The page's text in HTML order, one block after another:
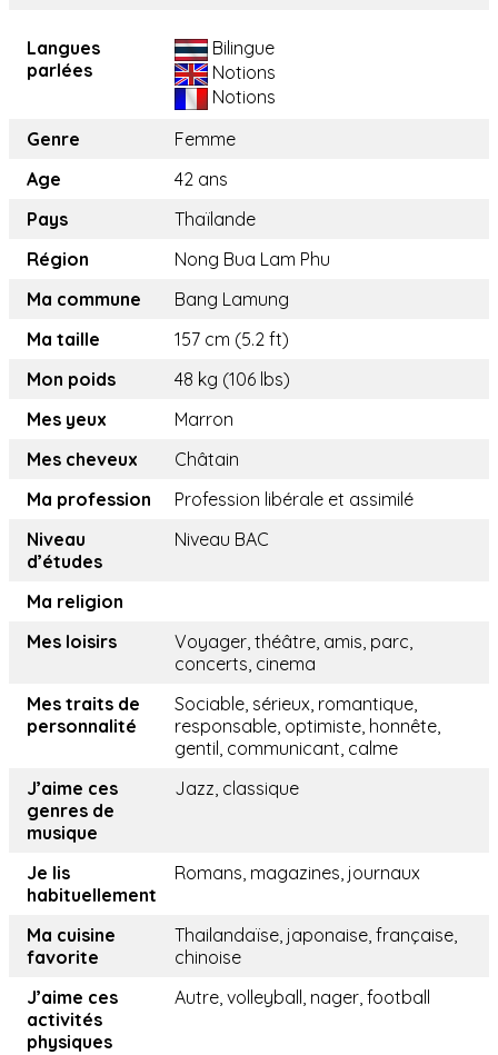
Langues
parlées
Bilingue
Notions
Notions
Genre
Femme
Age
42 ans
Pays
Thaïlande
Région
Nong Bua Lam Phu
Ma commune
Bang Lamung
Ma taille
157 cm (5.2 ft)
Mon poids
48 kg (106 lbs)
Mes yeux
Marron
Mes cheveux
Châtain
Ma profession
Profession libérale et assimilé
Niveau
d’études
Niveau BAC
Ma religion
Mes loisirs
Voyager, théâtre, amis, parc,
concerts, cinema
Mes traits de
personnalité
Sociable, sérieux, romantique,
responsable, optimiste, honnête,
gentil, communicant, calme
J’aime ces
genres de
musique
Jazz, classique
Je lis
habituellement
Romans, magazines, journaux
Ma cuisine
favorite
Thailandaïse, japonaise, française,
chinoise
J’aime ces
activités
physiques
Autre, volleyball, nager, football